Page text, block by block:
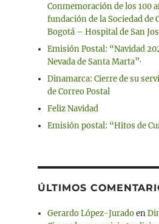
Conmemoración de los 100
fundación de la Sociedad de
Bogotá – Hospital de San
Emisión Postal: “Navidad
Nevada de Santa Marta”·
Dinamarca: Cierre de su
de Correo Postal
Feliz Navidad
Emisión postal: “Hitos de
ÚLTIMOS
Gerardo López-Juradoen